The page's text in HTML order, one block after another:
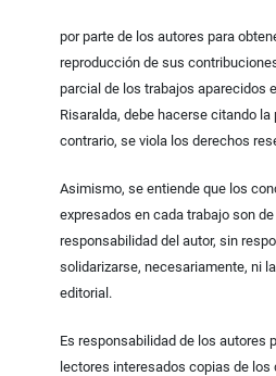
por parte de los autores para
reproducción de sus
parcial de los trabajos aparecidos
Risaralda, debe hacerse citando
contrario, se viola los derechos
Asimismo, se entiende que los
expresados en cada trabajo son
responsabilidad del autor, sin
solidarizarse, necesariamente, ni
editorial.
Es responsabilidad de los autores
lectores interesados copias de los